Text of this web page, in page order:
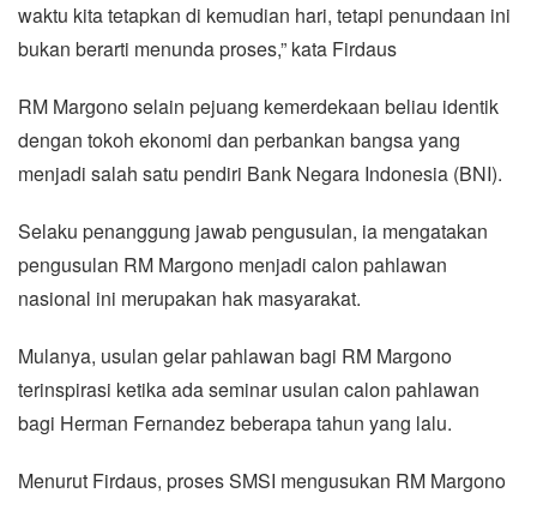
waktu kita tetapkan di kemudian hari, tetapi penundaan ini
bukan berarti menunda proses,” kata Firdaus
RM Margono selain pejuang kemerdekaan beliau identik
dengan tokoh ekonomi dan perbankan bangsa yang
menjadi salah satu pendiri Bank Negara Indonesia (BNI).
Selaku penanggung jawab pengusulan, ia mengatakan
pengusulan RM Margono menjadi calon pahlawan
nasional ini merupakan hak masyarakat.
Mulanya, usulan gelar pahlawan bagi RM Margono
terinspirasi ketika ada seminar usulan calon pahlawan
bagi Herman Fernandez beberapa tahun yang lalu.
Menurut Firdaus, proses SMSI mengusukan RM Margono